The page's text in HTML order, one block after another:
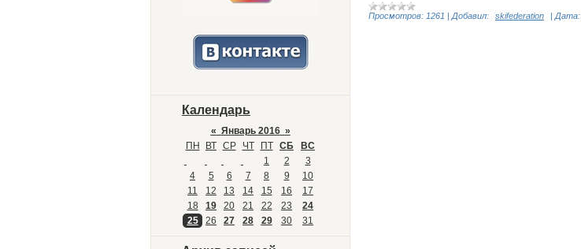
Календарь
« Январь 2016 »
ПН
ВТ СР ЧТ ПТ СБ
ВС
1
2
3
4
5 6 7 8 9
10
11
12 13 14 15 16
17
18
19 20 21 22 23
24
25
26 27 28 29 30 31
Просмотров: 1261 | Добавил: skifederation | Дата: